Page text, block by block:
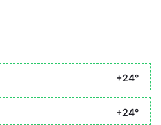
+24°
+24°